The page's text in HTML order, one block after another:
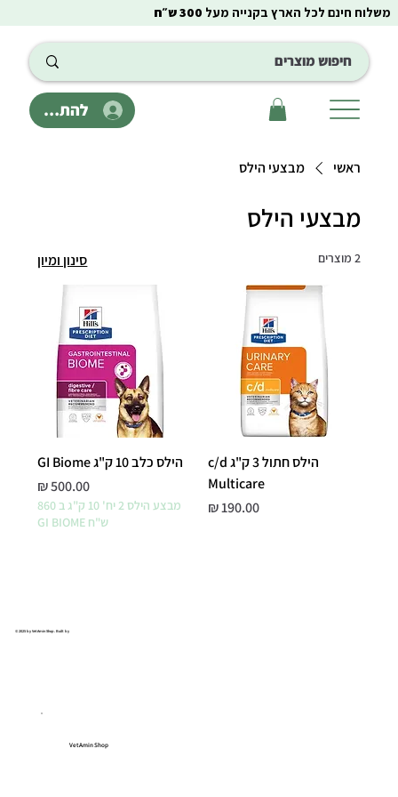
להתחבר
משלוח חינם לכל הארץ בקנייה מעל 300 ש״ח
ראשי מבצעי הילס
מבצעי הילס
2 מוצרים סינון ומיון
הילס חתול 3 ק"ג c/d
Multicare
מחיר
הילס כלב 10 ק"ג GI Biome
מחיר
מבצע הילס 2 יח' 10 ק"ג ב 860
ש"ח GI BIOME
VetAmin Shop
© 2025 by VetAmin Shop. Built by